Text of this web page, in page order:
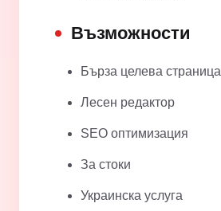
Възможности
Бърза целева страница
Лесен редактор
SEO оптимизация
За стоки
Украинска услуга